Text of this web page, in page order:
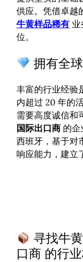
供应。凭借卓越
牛黄样品稀有 业
位。
拥有全
丰富的行业经验
内超过 20 年的
需要高度诚信和
国际出口商 的
西班牙，基于对
响应能力，建立
寻找牛
口商 的行